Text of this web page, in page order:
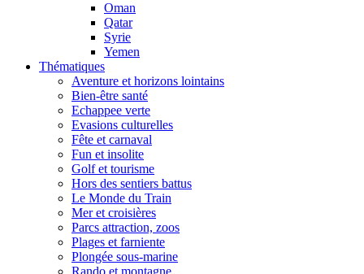
Oman
Qatar
Syrie
Yemen
Thématiques
Aventure et horizons lointains
Bien-être santé
Echappee verte
Evasions culturelles
Fête et carnaval
Fun et insolite
Golf et tourisme
Hors des sentiers battus
Le Monde du Train
Mer et croisières
Parcs attraction, zoos
Plages et farniente
Plongée sous-marine
Rando et montagne